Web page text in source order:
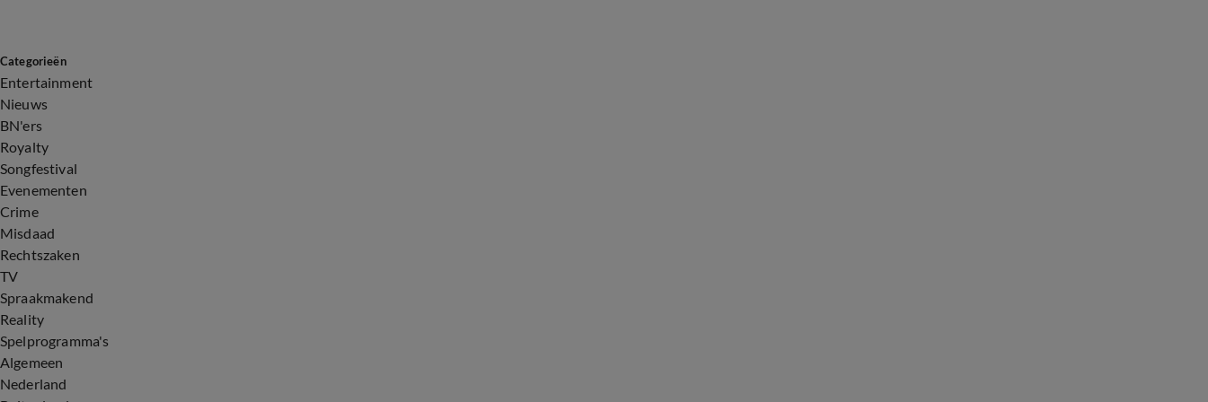
Categorieën
Entertainment
Nieuws
BN'ers
Royalty
Songfestival
Evenementen
Crime
Misdaad
Rechtszaken
TV
Spraakmakend
Reality
Spelprogramma's
Algemeen
Nederland